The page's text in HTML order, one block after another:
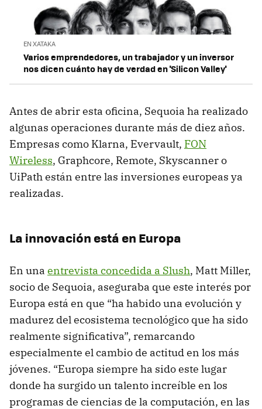
EN XATAKA
Varios emprendedores, un trabajador y un inversor
nos dicen cuánto hay de verdad en 'Silicon Valley'
Antes de abrir esta oficina, Sequoia ha realizado
algunas operaciones durante más de diez años.
Empresas como Klarna, Evervault, FON
Wireless, Graphcore, Remote, Skyscanner o
UiPath están entre las inversiones europeas ya
realizadas.
La innovación está en Europa
En una entrevista concedida a Slush, Matt Miller,
socio de Sequoia, aseguraba que este interés por
Europa está en que “ha habido una evolución y
madurez del ecosistema tecnológico que ha sido
realmente significativa”, remarcando
especialmente el cambio de actitud en los más
jóvenes. “Europa siempre ha sido este lugar
donde ha surgido un talento increíble en los
programas de ciencias de la computación, en las